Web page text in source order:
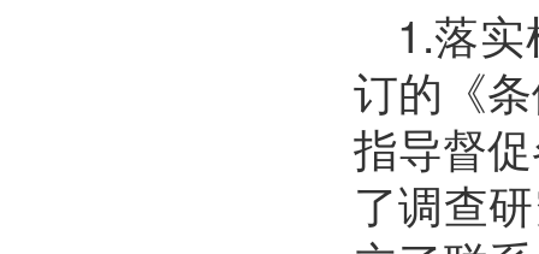
1.落
订的《
指导督
了调查